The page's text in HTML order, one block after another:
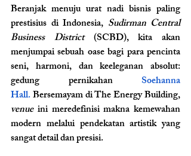
Beranjak menuju urat nadi bisnis paling
prestisius di Indonesia, Sudirman Central
Business District (SCBD), kita akan
menjumpai sebuah oase bagi para pencinta
seni, harmoni, dan keeleganan absolut:
gedung pernikahan Soehanna
Hall.
venue ini meredefinisi makna kemewahan
modern melalui pendekatan artistik yang
sangat detail dan presisi.